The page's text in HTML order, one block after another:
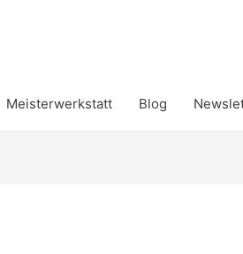
Meisterwerkstatt Blog